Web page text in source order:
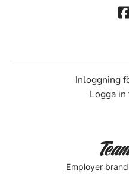
Inloggning
Logga
Employer